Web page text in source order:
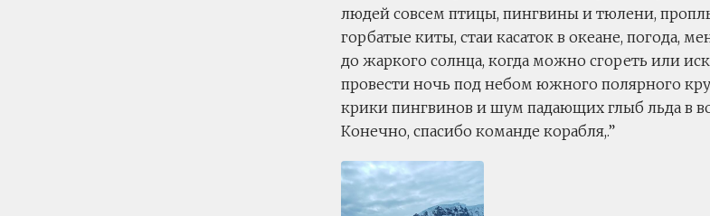
людей совсем птицы, пингвины и тюлени,
горбатые киты, стаи касаток в океане, погода,
до жаркого солнца, когда можно сгореть или
провести ночь под небом южного полярного
крики пингвинов и шум падающих глыб льда в
Конечно, спасибо команде корабля,.